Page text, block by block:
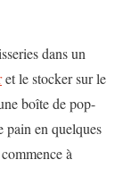
dans un
et le stocker sur le
boîte de pop-
pain en quelques
à